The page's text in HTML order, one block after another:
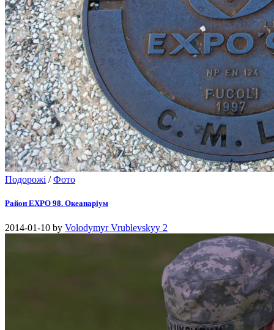
Подорожі /Фото
Район EXPO 98. Океанаріум
2014-01-10 by Volodymyr Vrublevskyy 2